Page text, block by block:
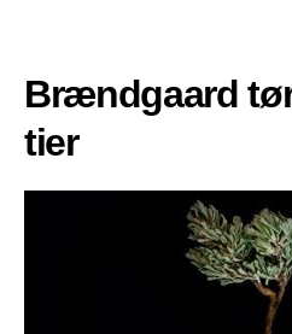
Brændgaard
tier